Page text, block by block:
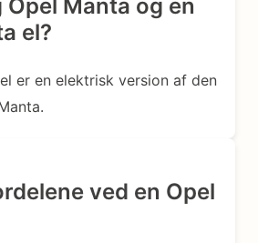
Manta og en
el?
er en elektrisk version af den
ved en Opel